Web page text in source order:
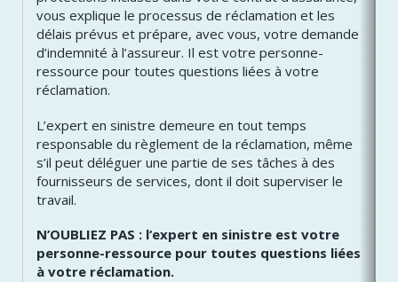
vous explique le processus de réclamation et les
délais prévus et prépare, avec vous, votre demande
d’indemnité à l’assureur. Il est votre personne-
ressource pour toutes questions liées à votre
réclamation.
L’expert en sinistre demeure en tout temps
responsable du règlement de la réclamation, même
s’il peut déléguer une partie de ses tâches à des
fournisseurs de services, dont il doit superviser le
travail.
N’OUBLIEZ PAS : l‘expert en sinistre est votre
personne-ressource pour toutes questions liées
à votre réclamation.